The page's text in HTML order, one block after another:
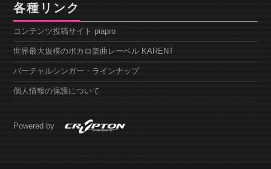
各種リンク
コンテンツ投稿サイト piapro
世界最大規模のボカロ楽曲レーベル KARENT
バーチャルシンガー・ラインナップ
個人情報の保護について
Powered by